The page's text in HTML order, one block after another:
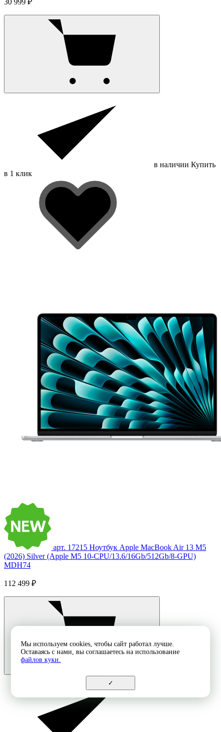
30 999 ₽
в наличии Купить
в 1 клик
арт. 17215 Ноутбук Apple MacBook Air 13 M5
(2026) Silver (Apple M5 10-CPU/13.6/16Gb/512Gb/8-GPU)
MDH74
112 499 ₽
Мы используем cookies, чтобы сайт работал лучше.
Оставаясь с нами, вы соглашаетесь на использование
файлов куки.
✓